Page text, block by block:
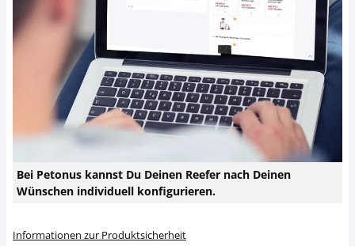
Bei Petonus kannst Du Deinen Reefer nach Deinen
Wünschen individuell konfigurieren.
Informationen zur Produktsicherheit